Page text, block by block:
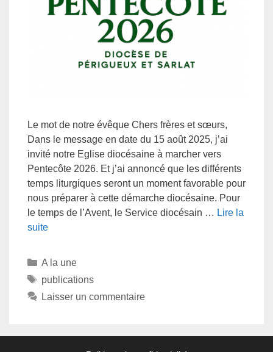
Le mot de notre évêque Chers frères et sœurs,
Dans le message en date du 15 août 2025, j’ai
invité notre Eglise diocésaine à marcher vers
Pentecôte 2026. Et j’ai annoncé que les différents
temps liturgiques seront un moment favorable pour
nous préparer à cette démarche diocésaine. Pour
le temps de l’Avent, le Service diocésain … Lire la
suite
A la une
publications
Laisser un commentaire